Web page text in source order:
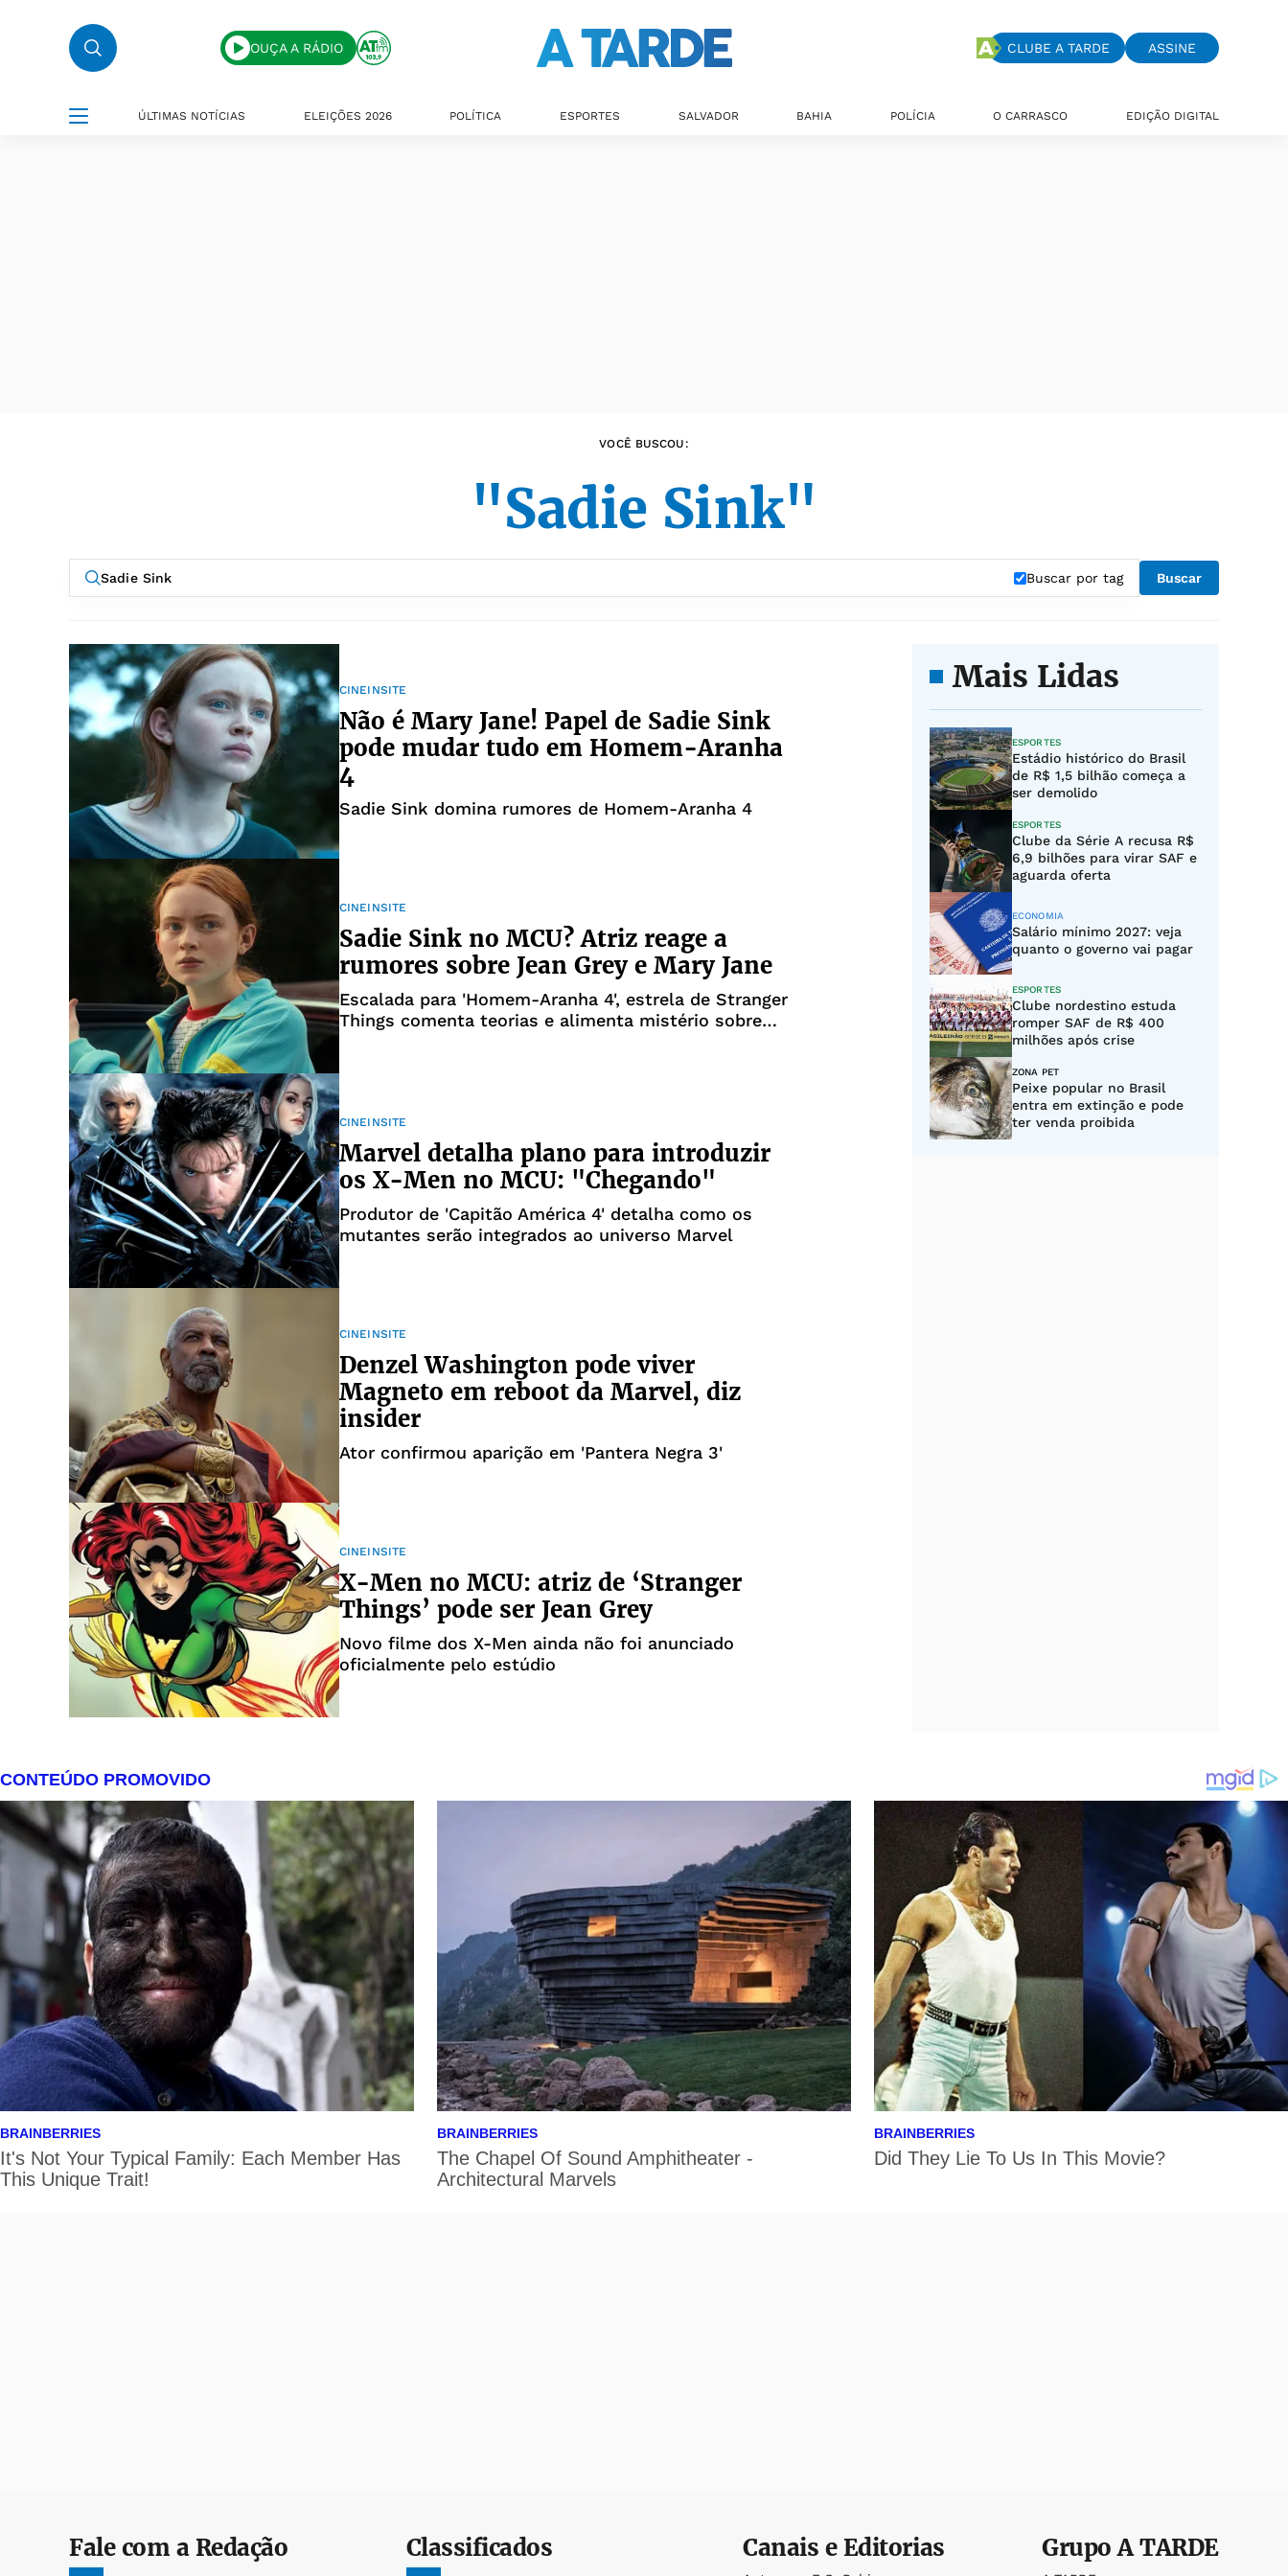
OUÇA A RÁDIO CLUBE A TARDE ASSINE
ÚLTIMAS NOTÍCIAS ELEIÇÕES 2026 POLÍTICA ESPORTES SALVADOR BAHIA POLÍCIA O CARRASCO EDIÇÃO DIGITAL
VOCÊ BUSCOU:
"Sadie Sink"
Buscar por tag Buscar
CINEINSITE
Não é Mary Jane! Papel de Sadie Sink
pode mudar tudo em Homem-Aranha
4
Sadie Sink domina rumores de Homem-Aranha 4
CINEINSITE
Sadie Sink no MCU? Atriz reage a
rumores sobre Jean Grey e Mary Jane
Escalada para 'Homem-Aranha 4', estrela de Stranger
Things comenta teorias e alimenta mistério sobre
CINEINSITE
Marvel detalha plano para introduzir
os X-Men no MCU: "Chegando"
Produtor de 'Capitão América 4' detalha como os
mutantes serão integrados ao universo Marvel
CINEINSITE
Denzel Washington pode viver
Magneto em reboot da Marvel, diz
insider
Ator confirmou aparição em 'Pantera Negra 3'
CINEINSITE
X-Men no MCU: atriz de ‘Stranger
Things’ pode ser Jean Grey
Novo filme dos X-Men ainda não foi anunciado
oficialmente pelo estúdio
Mais Lidas
ESPORTES
Estádio histórico do Brasil
de R$ 1,5 bilhão começa a
ser demolido
ESPORTES
Clube da Série A recusa R$
6,9 bilhões para virar SAF e
aguarda oferta
ECONOMIA
Salário mínimo 2027: veja
quanto o governo vai pagar
ESPORTES
Clube nordestino estuda
romper SAF de R$ 400
milhões após crise
ZONA PET
Peixe popular no Brasil
entra em extinção e pode
ter venda proibida
Fale com a Redação Classificados Canais e Editorias GrupoA TARDE